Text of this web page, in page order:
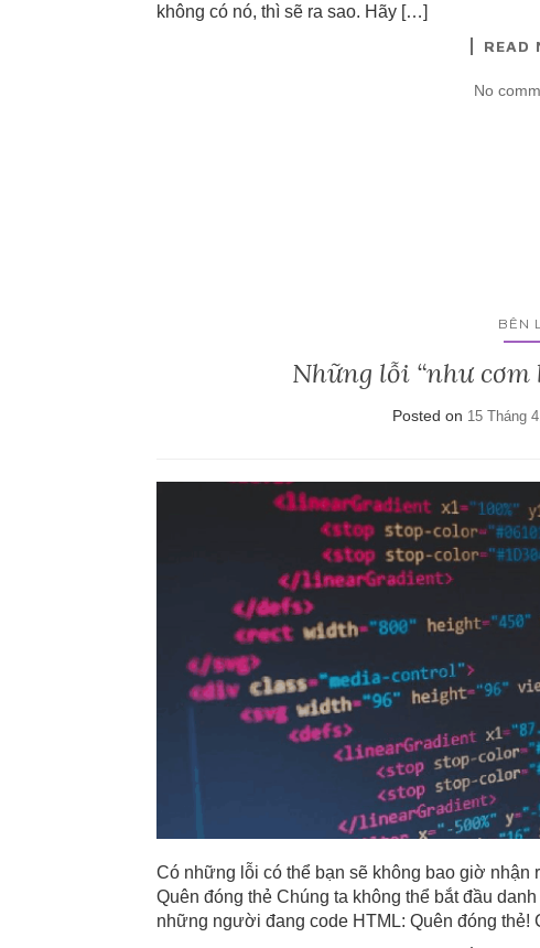
không có nó, thì sẽ ra sao. Hãy […]
READ
No
BÊN
Những lỗi “như cơm
Posted on 15 Tháng
Có những lỗi có thể bạn sẽ không bao giờ nhận
Quên đóng thẻ Chúng ta không thể bắt đầu
những người đang code HTML: Quên đóng thẻ!